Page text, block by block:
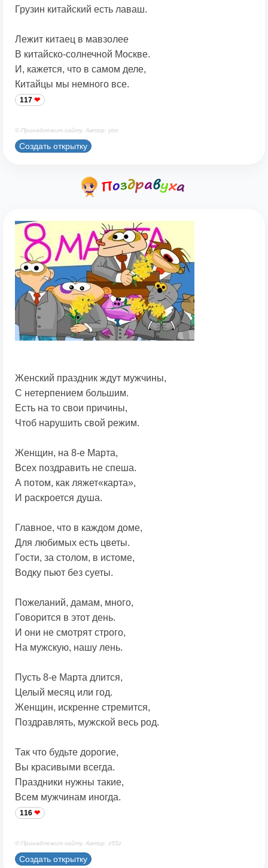
Грузин китайский есть лаваш.
Лежит китаец в мавзолее
В китайско-солнечной Москве.
И, кажется, что в самом деле,
Китайцы мы немного все.
117
© Принадлежит сайту. Автор: ytro
Создать открытку
Женский праздник ждут мужчины,
С нетерпением большим.
Есть на то свои причины,
Чтоб нарушить свой режим.
Женщин, на 8-е Марта,
Всех поздравить не спеша.
А потом, как ляжет«карта»,
И раскроется душа.
Главное, что в каждом доме,
Для любимых есть цветы.
Гости, за столом, в истоме,
Водку пьют без суеты.
Пожеланий, дамам, много,
Говорится в этот день.
И они не смотрят строго,
На мужскую, нашу лень.
Пусть 8-е Марта длится,
Целый месяц или год.
Женщин, искренне стремится,
Поздравлять, мужской весь род.
Так что будьте дорогие,
Вы красивыми всегда.
Праздники нужны такие,
Всем мужчинам иногда.
116
© Принадлежит сайту. Автор: z55z
Создать открытку